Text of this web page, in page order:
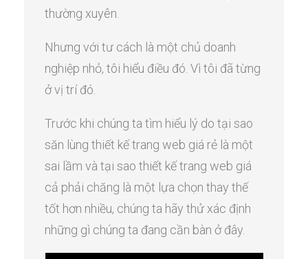
thường xuyên.
Nhưng với tư cách là một chủ doanh
nghiệp nhỏ, tôi hiểu điều đó. Vì tôi đã từng
ở vị trí đó.
Trước khi chúng ta tìm hiểu lý do tại sao
săn lùng thiết kế trang web giá rẻ là một
sai lầm và tại sao thiết kế trang web giá
cả phải chăng là một lựa chọn thay thế
tốt hơn nhiều, chúng ta hãy thử xác định
những gì chúng ta đang cần bàn ở đây.